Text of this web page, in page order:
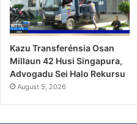
Kazu Transferénsia Osan
Millaun 42 Husi Singapura,
Advogadu Sei Halo Rekursu
August 5, 2026